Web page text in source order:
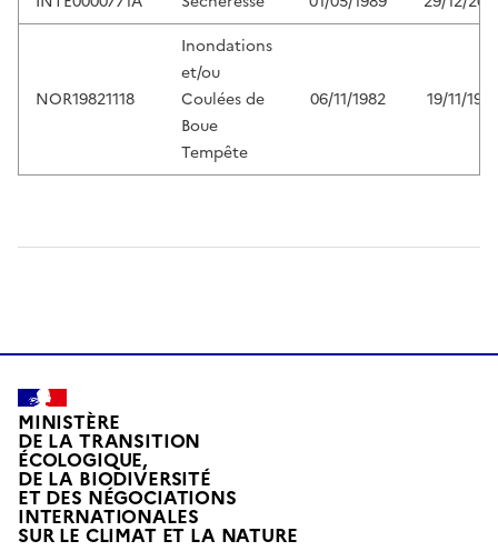
NOR19821118
Inondations
et/ou
Coulées de
Boue
Tempête
06/11/1982 19/11/
MINISTÈRE
DE LA TRANSITION
ÉCOLOGIQUE,
DE LA BIODIVERSITÉ
ET DES NÉGOCIATIONS
INTERNATIONALES
SUR LE CLIMAT ET LA NATUREL